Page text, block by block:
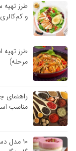
طرز
و کم‌کالری
مرحله)
راهنمای
مناسب